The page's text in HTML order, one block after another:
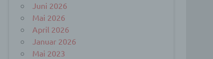
Juni 2026
Mai 2026
April 2026
Januar 2026
Mai 2023